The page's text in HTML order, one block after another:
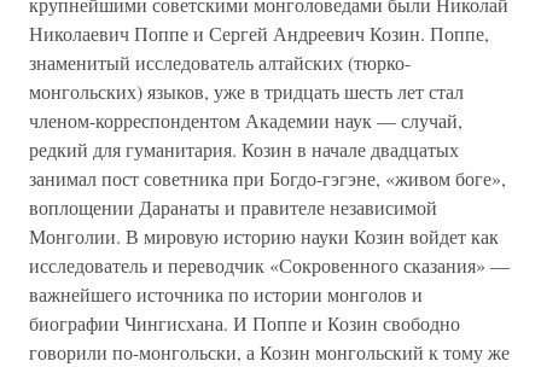
Николаевич Поппе и Сергей Андреевич Козин. Поппе,
знаменитый исследователь алтайских (тюрко-
монгольских) языков, уже в тридцать шесть лет стал
членом-корреспондентом Академии наук — случай,
редкий для гуманитария. Козин в начале двадцатых
занимал пост советника при Богдо-гэгэне, «живом боге»,
воплощении Даранаты и правителе независимой
Монголии. В мировую историю науки Козин войдет как
исследователь и переводчик «Сокровенного сказания» —
важнейшего источника по истории монголов и
биографии Чингисхана. И Поппе и Козин свободно
говорили по-монгольски, а Козин монгольский к тому же